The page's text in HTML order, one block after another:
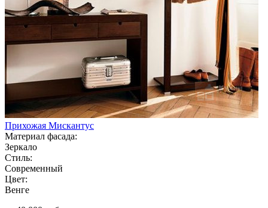
Прихожая Мискантус
Материал фасада:
Зеркало
Стиль:
Современный
Цвет:
Венге